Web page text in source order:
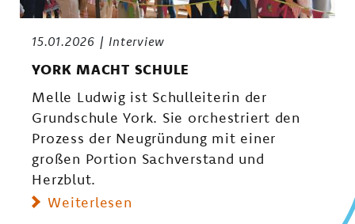
15.01.2026 Interview
YORK MACHT SCHULE
Melle Ludwig ist Schulleiterin der
Grundschule York. Sie orchestriert den
Prozess der Neugründung mit einer
großen Portion Sachverstand und
Herzblut.
Weiterlesen